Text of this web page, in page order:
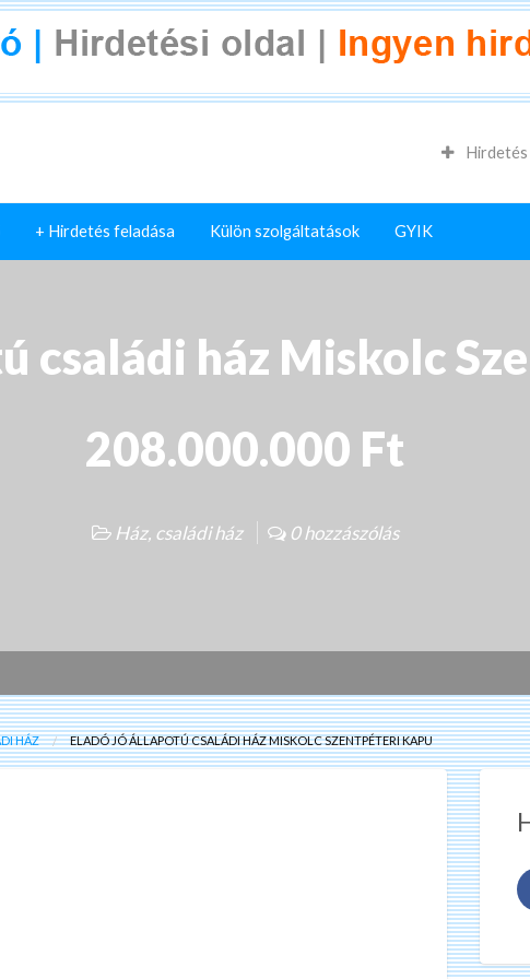
+ Hirdetés feladása Külön szolgáltatások GYIK
családi ház Miskolc
208.000.000 Ft
Ház, családi ház 0 hozzászólás
HÁZ ELADÓ JÓ ÁLLAPOTÚ CSALÁDI HÁZ MISKOLC SZENTPÉTERI KAPU